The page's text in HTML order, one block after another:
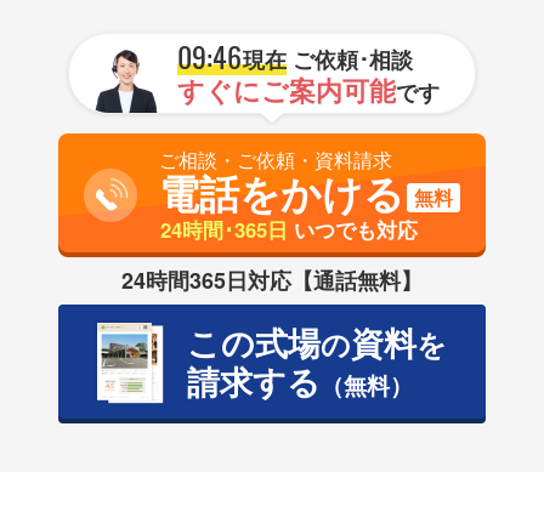
09:46現在ご依頼･相談
すぐにご案内可能です
ご相談・ご依頼・資料請求
電話をかける 無料
24時間･365日 いつでも対応
24時間365日対応【通話無料】
この式場の資料を
請求する （無料）